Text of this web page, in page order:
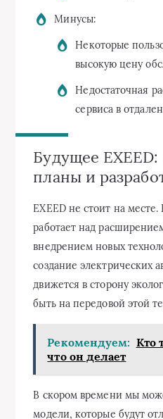
Минусы:
Некоторые
высокую цену
Недостаточная
сервиса в
Будущее
планы и
EXEED не стоит на
работает над
внедрением новых
создание электрических
движется в сторону
быть на передовой этой
Рекомендуем: Кто
что он делает
В скором времени мы
модели, которые будут